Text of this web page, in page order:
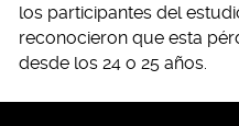
los participantes del
reconocieron que esta
desde los 24 o 25 años.